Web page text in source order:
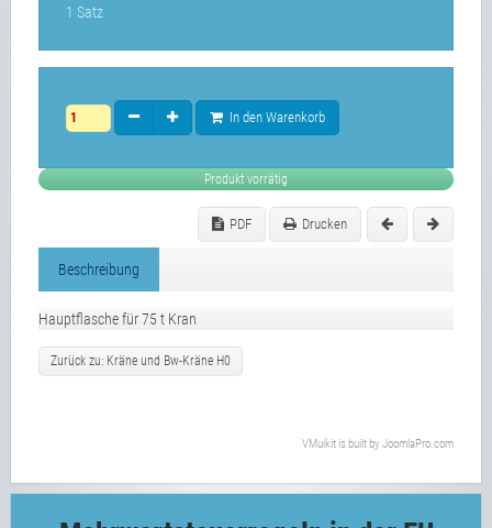
1 Satz
In den Warenkorb
Produkt vorrätig
PDF Drucken
Beschreibung
Hauptflasche für 75 t Kran
Zurück zu: Kräne und Bw-Kräne H0
VMuikit is built by JoomlaPro.com